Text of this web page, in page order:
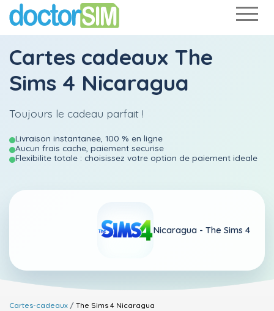
Cartes cadeaux The
Sims 4 Nicaragua
Toujours le cadeau parfait !
Livraison instantanee, 100 % en ligne
Aucun frais cache, paiement securise
Flexibilite totale : choisissez votre option de paiement ideale
Nicaragua - The Sims 4
Cartes-cadeaux The Sims 4 Nicaragua